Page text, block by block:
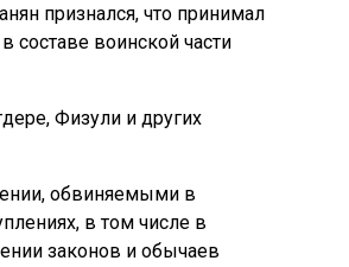
признался, что принимал
составе воинской части
Физули и других
обвиняемыми в
в том числе в
законов и обычаев